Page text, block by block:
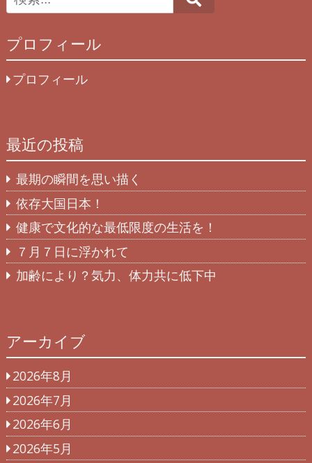
プロフィール
プロフィール
最近の投稿
最期の瞬間を思い描く
依存大国日本！
健康で文化的な最低限度の生活を！
７月７日に浮かれて
加齢により？気力、体力共に低下中
アーカイブ
2026年8月
2026年7月
2026年6月
2026年5月